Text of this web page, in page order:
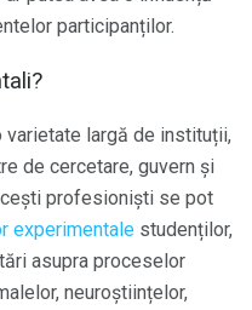
participanților.
largă de instituții,
de cercetare, guvern și
profesioniști se pot
experimentale studenților,
asupra proceselor
neuroștiințelor,